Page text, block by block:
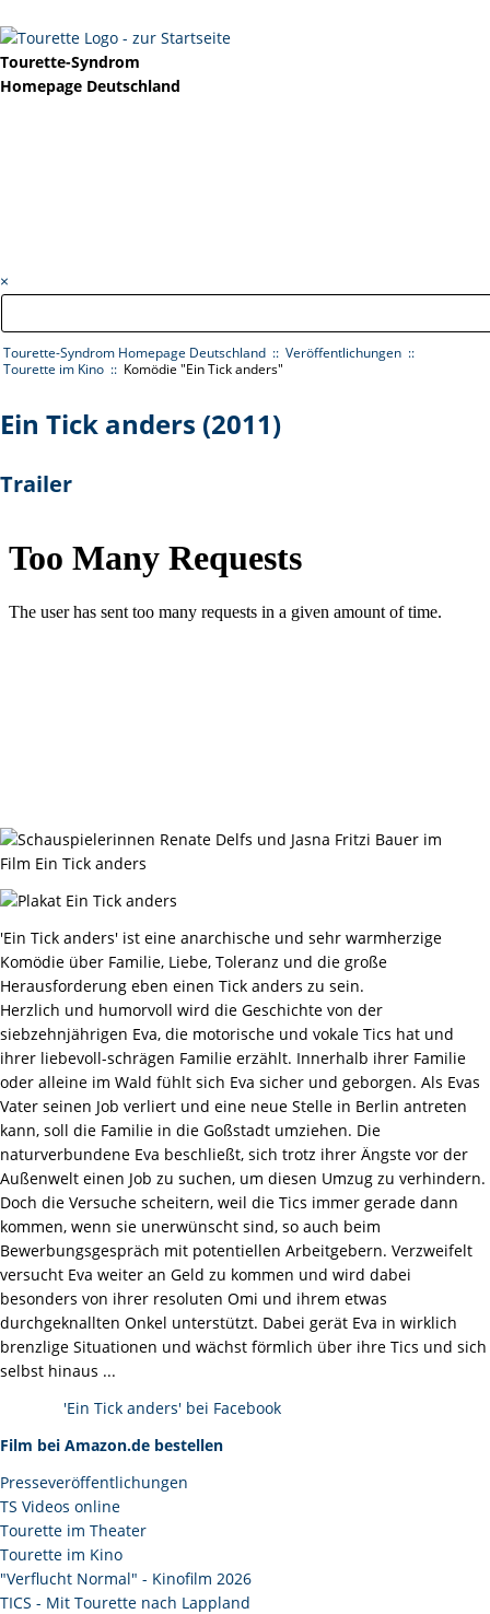
Tourette-Syndrom
Homepage Deutschland
×
Tourette-Syndrom Homepage Deutschland
Veröffentlichungen
Tourette im Kino
Komödie "Ein Tick anders"
Hauptnavigation
(Enter)
Inhalt
(Enter)
Suche
(Enter)
Ein Tick anders (2011)
Trailer
'Ein Tick anders' ist eine anarchische und sehr warmherzige
Komödie über Familie, Liebe, Toleranz und die große
Herausforderung eben einen Tick anders zu sein.
Herzlich und humorvoll wird die Geschichte von der
siebzehnjährigen Eva, die motorische und vokale Tics hat und
ihrer liebevoll-schrägen Familie erzählt. Innerhalb ihrer Familie
oder alleine im Wald fühlt sich Eva sicher und geborgen. Als Evas
Vater seinen Job verliert und eine neue Stelle in Berlin antreten
kann, soll die Familie in die Goßstadt umziehen. Die
naturverbundene Eva beschließt, sich trotz ihrer Ängste vor der
Außenwelt einen Job zu suchen, um diesen Umzug zu verhindern.
Doch die Versuche scheitern, weil die Tics immer gerade dann
kommen, wenn sie unerwünscht sind, so auch beim
Bewerbungsgespräch mit potentiellen Arbeitgebern. Verzweifelt
versucht Eva weiter an Geld zu kommen und wird dabei
besonders von ihrer resoluten Omi und ihrem etwas
durchgeknallten Onkel unterstützt. Dabei gerät Eva in wirklich
brenzlige Situationen und wächst förmlich über ihre Tics und sich
selbst hinaus ...
'Ein Tick anders' bei Facebook
Film bei Amazon.de bestellen
Navigation
überspringen
Presseveröffentlichungen
TS Videos online
Tourette im Theater
Tourette im Kino
"Verflucht Normal" - Kinofilm 2026
TICS - Mit Tourette nach Lappland